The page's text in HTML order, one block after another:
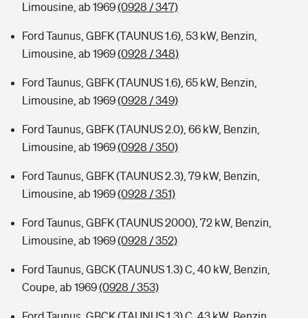
Limousine, ab 1969(0928 / 347)
Ford Taunus, GBFK (TAUNUS 1.6), 53 kW, Benzin,
Limousine, ab 1969(0928 / 348)
Ford Taunus, GBFK (TAUNUS 1.6), 65 kW, Benzin,
Limousine, ab 1969(0928 / 349)
Ford Taunus, GBFK (TAUNUS 2.0), 66 kW, Benzin,
Limousine, ab 1969(0928 / 350)
Ford Taunus, GBFK (TAUNUS 2.3), 79 kW, Benzin,
Limousine, ab 1969(0928 / 351)
Ford Taunus, GBFK (TAUNUS 2000), 72 kW, Benzin,
Limousine, ab 1969(0928 / 352)
Ford Taunus, GBCK (TAUNUS 1.3) C, 40 kW, Benzin,
Coupe, ab 1969(0928 / 353)